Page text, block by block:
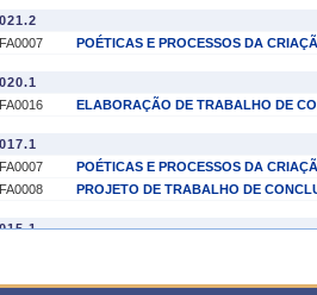
POÉTICAS E PROCESSOS DA
ELABORAÇÃO DE TRABALHO DE
POÉTICAS E PROCESSOS DA
PROJETO DE TRABALHO DE